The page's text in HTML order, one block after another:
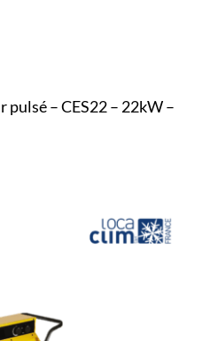
– CES22 – 22kW –